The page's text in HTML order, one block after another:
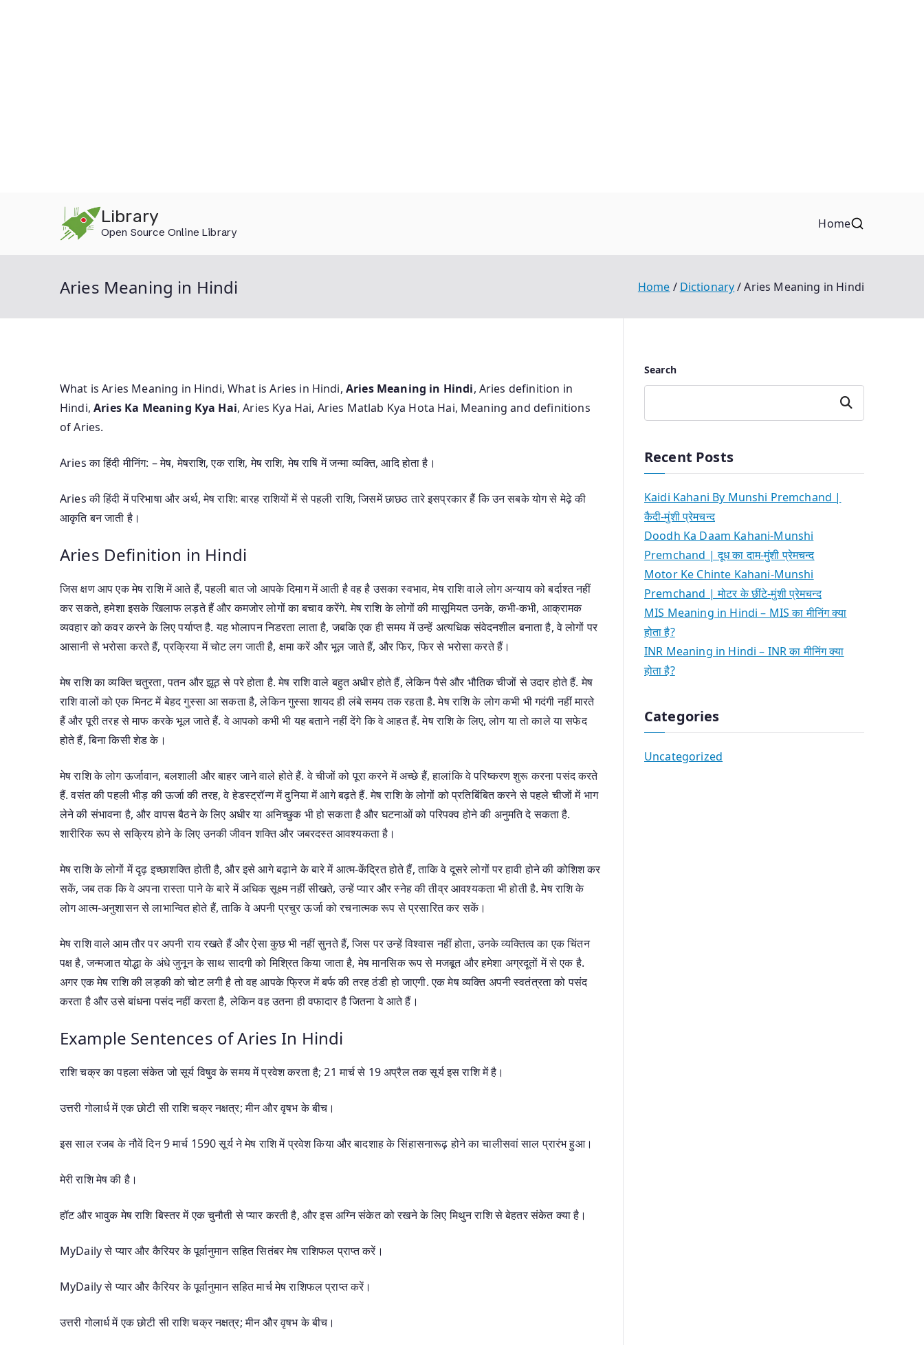
Library
Open Source Online Library
Home
Aries Meaning in Hindi Home Dictionary Aries Meaning in Hindi
What is Aries Meaning in Hindi, What is Aries in Hindi, Aries Meaning in Hindi, Aries definition in
Hindi,Aries Ka Meaning Kya Hai, Aries Kya Hai, Aries Matlab Kya Hota Hai, Meaning and definitions
of Aries.
Aries का हिंदी मीनिंग: – मेष, मेषराशि, एक राशि, मेष राशि, मेष राषि में जन्मा व्यक्ति, आदि होता है।
Aries की हिंदी में परिभाषा और अर्थ, मेष राशि: बारह राशियों में से पहली राशि, जिसमें छाछठ तारे इसप्रकार हैं कि उन सबके योग से मेढ़े की
आकृति बन जाती है।
Aries Definition in Hindi
जिस क्षण आप एक मेष राशि में आते हैं, पहली बात जो आपके दिमाग में आती है वह है उसका स्वभाव, मेष राशि वाले लोग अन्याय को बर्दाश्त नहीं
कर सकते, हमेशा इसके खिलाफ लड़ते हैं और कमजोर लोगों का बचाव करेंगे. मेष राशि के लोगों की मासूमियत उनके, कभी-कभी, आक्रामक
व्यवहार को कवर करने के लिए पर्याप्त है. यह भोलापन निडरता लाता है, जबकि एक ही समय में उन्हें अत्यधिक संवेदनशील बनाता है, वे लोगों पर
आसानी से भरोसा करते हैं, प्रक्रिया में चोट लग जाती है, क्षमा करें और भूल जाते हैं, और फिर, फिर से भरोसा करते हैं।
मेष राशि का व्यक्ति चतुरता, पतन और झूठ से परे होता है. मेष राशि वाले बहुत अधीर होते हैं, लेकिन पैसे और भौतिक चीजों से उदार होते हैं. मेष
राशि वालों को एक मिनट में बेहद गुस्सा आ सकता है, लेकिन गुस्सा शायद ही लंबे समय तक रहता है. मेष राशि के लोग कभी भी गदंगी नहीं मारते
हैं और पूरी तरह से माफ करके भूल जाते हैं. वे आपको कभी भी यह बताने नहीं देंगे कि वे आहत हैं. मेष राशि के लिए, लोग या तो काले या सफेद
होते हैं, बिना किसी शेड के।
मेष राशि के लोग ऊर्जावान, बलशाली और बाहर जाने वाले होते हैं. वे चीजों को पूरा करने में अच्छे हैं, हालांकि वे परिष्करण शुरू करना पसंद करते
हैं. वसंत की पहली भीड़ की ऊर्जा की तरह, वे हेडस्ट्रॉन्ग में दुनिया में आगे बढ़ते हैं. मेष राशि के लोगों को प्रतिबिंबित करने से पहले चीजों में भाग
लेने की संभावना है, और वापस बैठने के लिए अधीर या अनिच्छुक भी हो सकता है और घटनाओं को परिपक्व होने की अनुमति दे सकता है.
शारीरिक रूप से सक्रिय होने के लिए उनकी जीवन शक्ति और जबरदस्त आवश्यकता है।
मेष राशि के लोगों में दृढ़ इच्छाशक्ति होती है, और इसे आगे बढ़ाने के बारे में आत्म-केंद्रित होते हैं, ताकि वे दूसरे लोगों पर हावी होने की कोशिश कर
सकें, जब तक कि वे अपना रास्ता पाने के बारे में अधिक सूक्ष्म नहीं सीखते, उन्हें प्यार और स्नेह की तीव्र आवश्यकता भी होती है. मेष राशि के
लोग आत्म-अनुशासन से लाभान्वित होते हैं, ताकि वे अपनी प्रचुर ऊर्जा को रचनात्मक रूप से प्रसारित कर सकें।
मेष राशि वाले आम तौर पर अपनी राय रखते हैं और ऐसा कुछ भी नहीं सुनते हैं, जिस पर उन्हें विश्वास नहीं होता, उनके व्यक्तित्व का एक चिंतन
पक्ष है, जन्मजात योद्धा के अंधे जुनून के साथ सादगी को मिश्रित किया जाता है, मेष मानसिक रूप से मजबूत और हमेशा अग्रदूतों में से एक है.
अगर एक मेष राशि की लड़की को चोट लगी है तो वह आपके फ्रिज में बर्फ की तरह ठंडी हो जाएगी. एक मेष व्यक्ति अपनी स्वतंत्रता को पसंद
करता है और उसे बांधना पसंद नहीं करता है, लेकिन वह उतना ही वफादार है जितना वे आते हैं।
Example Sentences of Aries In Hindi
राशि चक्र का पहला संकेत जो सूर्य विषुव के समय में प्रवेश करता है; 21 मार्च से 19 अप्रैल तक सूर्य इस राशि में है।
उत्तरी गोलार्ध में एक छोटी सी राशि चक्र नक्षत्र; मीन और वृषभ के बीच।
इस साल रजब के नौवें दिन 9 मार्च 1590 सूर्य ने मेष राशि में प्रवेश किया और बादशाह के सिंहासनारूढ़ होने का चालीसवां साल प्रारंभ हुआ।
मेरी राशि मेष की है।
हॉट और भावुक मेष राशि बिस्तर में एक चुनौती से प्यार करती है, और इस अग्नि संकेत को रखने के लिए मिथुन राशि से बेहतर संकेत क्या है।
MyDaily से प्यार और कैरियर के पूर्वानुमान सहित सितंबर मेष राशिफल प्राप्त करें।
MyDaily से प्यार और कैरियर के पूर्वानुमान सहित मार्च मेष राशिफल प्राप्त करें।
उत्तरी गोलार्ध में एक छोटी सी राशि चक्र नक्षत्र; मीन और वृषभ के बीच।
Search
Search
Recent Posts
Kaidi Kahani By Munshi Premchand |
कैदी-मुंशी प्रेमचन्द
Doodh Ka Daam Kahani-Munshi
Premchand | दूध का दाम-मुंशी प्रेमचन्द
Motor Ke Chinte Kahani-Munshi
Premchand | मोटर के छींटे-मुंशी प्रेमचन्द
MIS Meaning in Hindi – MIS का मीनिंग क्या
होता है?
INR Meaning in Hindi – INR का मीनिंग क्या
होता है?
Categories
Uncategorized